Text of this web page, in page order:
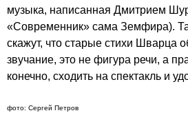
музыка, написанная Дмитрием
«Современник» сама Земфира).
скажут, что старые стихи Шварца
звучание, это не фигура речи, а
конечно, сходить на спектакль и
фото: Сергей Петров